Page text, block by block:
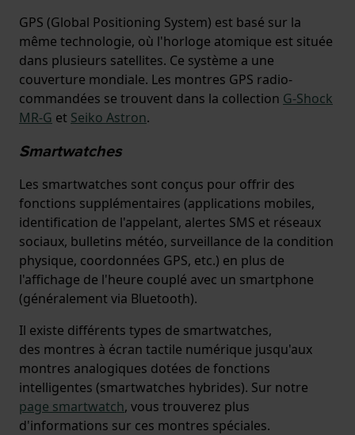
GPS (Global Positioning System) est basé sur la
même technologie, où l'horloge atomique est située
dans plusieurs satellites. Ce système a une
couverture mondiale. Les montres GPS radio-
commandées se trouvent dans la collection G-Shock
MR-G et Seiko Astron.
Smartwatches
Les smartwatches sont conçus pour offrir des
fonctions supplémentaires (applications mobiles,
identification de l'appelant, alertes SMS et réseaux
sociaux, bulletins météo, surveillance de la condition
physique, coordonnées GPS, etc.) en plus de
l'affichage de l'heure couplé avec un smartphone
(généralement via Bluetooth).
Il existe différents types de smartwatches,
des montres à écran tactile numérique jusqu'aux
montres analogiques dotées de fonctions
intelligentes (smartwatches hybrides). Sur notre
page smartwatch, vous trouverez plus
d'informations sur ces montres spéciales.